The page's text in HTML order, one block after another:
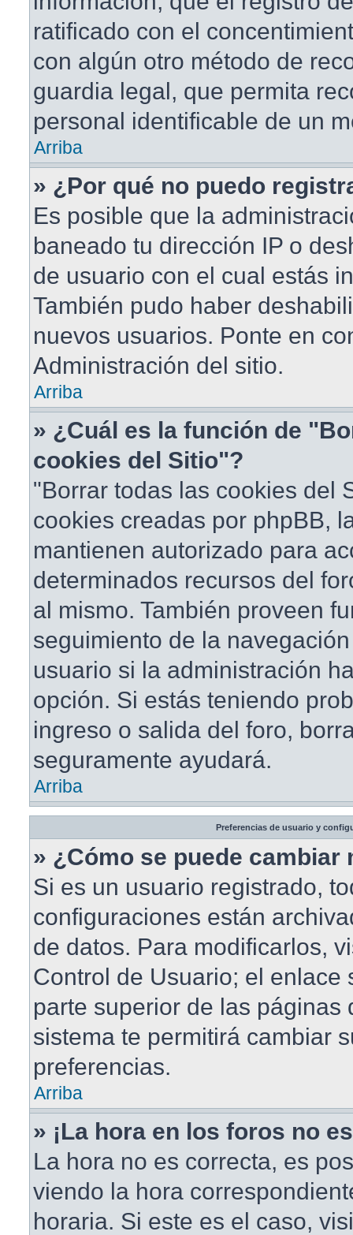
ratificado con el
con algún otro método de
guardia legal, que permita
personal identificable de un
Arriba
» ¿Por qué no puedo
Es posible que la
baneado tu dirección IP o
de usuario con el cual estás
También pudo haber
nuevos usuarios. Ponte en
Administración del sitio.
Arriba
» ¿Cuál es la función de
cookies del Sitio"?
"Borrar todas las cookies del
cookies creadas por phpBB,
mantienen autorizado para
determinados recursos del
al mismo. También proveen
seguimiento de la
usuario si la administración
opción. Si estás teniendo
ingreso o salida del foro,
seguramente ayudará.
Arriba
Preferencias de usuario y
» ¿Cómo se puede
Si es un usuario registrado,
configuraciones están
de datos. Para modificarlos,
Control de Usuario; el enlace
parte superior de las páginas
sistema te permitirá cambiar
preferencias.
Arriba
» ¡La hora en los foros no
La hora no es correcta, es
viendo la hora
horaria. Si este es el caso,